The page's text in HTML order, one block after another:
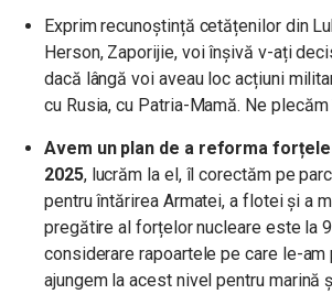
Exprim recunoștință cetățenilor din
Herson, Zaporijie, voi înșivă v-ați
dacă lângă voi aveau loc acțiuni
cu Rusia, cu Patria-Mamă. Ne
Avem un plan de a reforma
2025, lucrăm la el, îl corectăm pe
pentru întărirea Armatei, a flotei și a
pregătire al forțelor nucleare este la
considerare rapoartele pe care le-
ajungem la acest nivel pentru marină